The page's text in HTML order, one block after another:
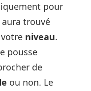
pour
aura trouvé
niveau.
pousse
de
ou non. Le